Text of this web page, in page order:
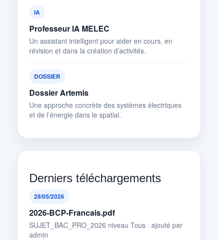
IA
Professeur IA MELEC
Un assistant intelligent pour aider en cours, en
révision et dans la création d’activités.
DOSSIER
Dossier Artemis
Une approche concrète des systèmes électriques
et de l’énergie dans le spatial.
Derniers téléchargements
28/05/2026
2026-BCP-Francais.pdf
SUJET_BAC_PRO_2026 niveau Tous · ajouté par
admin